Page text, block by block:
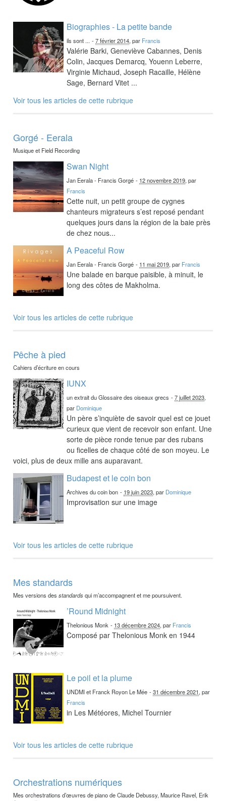
Biographies - La petite bande
ils sont ... -7 février 2014, par Francis
Valérie Barki, Geneviève Cabannes, Denis
Colin, Jacques Demarcq, Youenn Leberre,
Virginie Michaud, Joseph Racaille, Hélène
Sage, Bernard Vitet ...
Voir tous les articles de cette rubrique
Gorgé - Eerala
Musique et Field Recording
Swan Night
Jan Eerala - Francis Gorgé - 12 novembre 2019, par
Francis
Cette nuit, un petit groupe de cygnes
chanteurs migrateurs s’est reposé pendant
quelques jours dans la région de la baie près
de chez nous...
A Peaceful Row
Jan Eerala - Francis Gorgé - 11 mai 2019, par Francis
Une balade en barque paisible, à minuit, le
long des côtes de Makholma.
Voir tous les articles de cette rubrique
Pêche à pied
Cahiers d’écriture en cours
IUNX
un extrait du Glossaire des oiseaux grecs -7 juillet 2023,
par Dominique
Un père s’inquiète de savoir quel est ce jouet
curieux que vient de recevoir son enfant. Une
sorte de pièce ronde tenue par des rubans
ou ficelles de chaque côté de son moyeu. Le
voici, plus de deux mille ans auparavant.
Budapest et le coin bon
Archives du coin bon - 19 juin 2023, par Dominique
Improvisation sur une image
Voir tous les articles de cette rubrique
Mes standards
Mes versions desstandardsqui m’accompagnent et me poursuivent.
’Round Midnight
Thelonious Monk - 13 décembre 2024, par Francis
Composé par Thelonious Monk en 1944
Le poil et la plume
UNDMI et Franck Royon Le Mée -31 décembre 2021, par
Francis
in Les Météores, Michel Tournier
Voir tous les articles de cette rubrique
Orchestrations numériques
Mes orchestrations d’œuvres de piano de Claude Debussy, Maurice Ravel, Erik